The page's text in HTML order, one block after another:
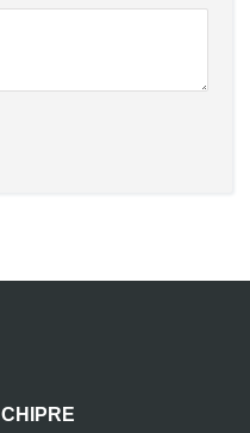
CHIPRE